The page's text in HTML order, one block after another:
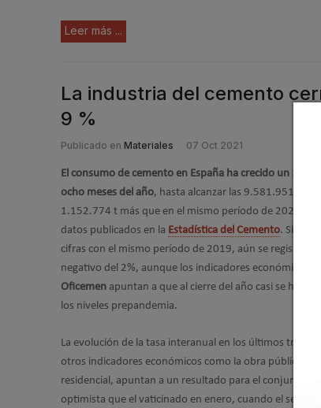
Leer más ...
La industria del cemento
9 %
Publicado en Materiales 07 Oct 2021
El consumo de cemento en España ha crecido un 13%
ocho meses del año, hasta alcanzar las 9.581.951
1.152.774 t más que en el mismo período de 2020,
datos publicados en la Estadística del Cemento. Si
cifras con el mismo período de 2019, aún se registra un
negativo del 2%, aunque los indicadores económicos
Oficemen apuntan a que al cierre del año casi se
los niveles prepandemia.
La evolución de la tasa interanual en los últimos tres
otros indicadores económicos como la obra pública o la
residencial, apuntan a un resultado para el conjunto de
optimista que el vaticinado en enero, cuando el sector